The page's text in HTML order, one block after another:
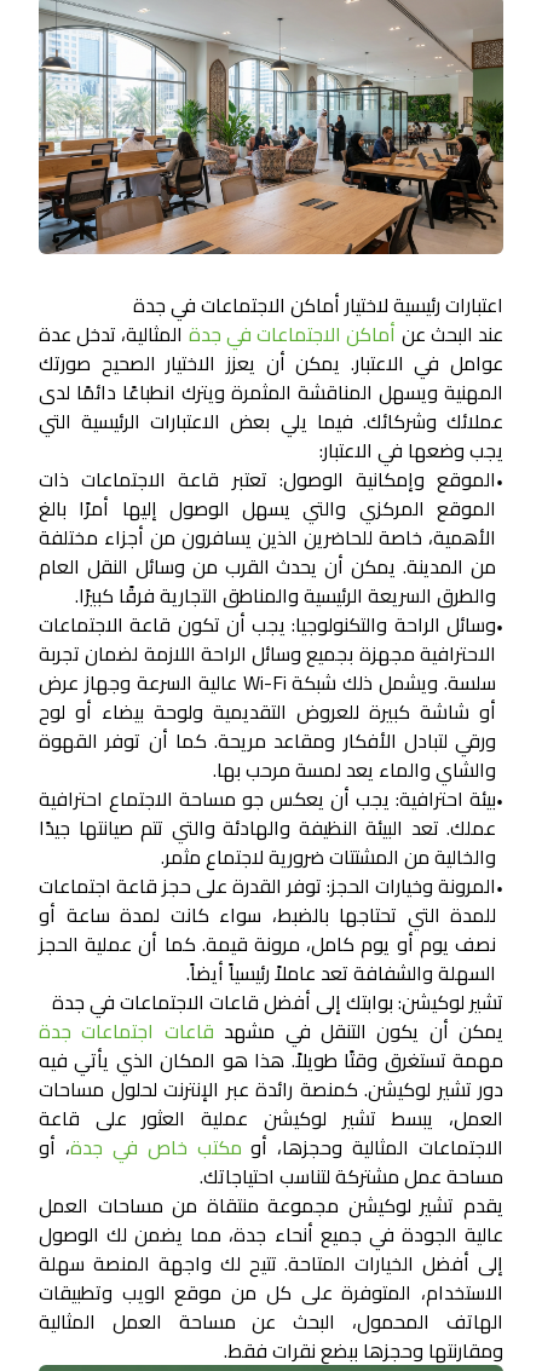
اعتبارات رئيسية لاختيار أماكن الاجتماعات في جدة
عند البحث عن أماكن الاجتماعات في جدة المثالية، تدخل عدة
عوامل في الاعتبار. يمكن أن يعزز الاختيار الصحيح صورتك
المهنية ويسهل المناقشة المثمرة ويترك انطباعًا دائمًا لدى
عملائك وشركائك. فيما يلي بعض الاعتبارات الرئيسية التي
يجب وضعها في الاعتبار:
•الموقع وإمكانية الوصول: تعتبر قاعة الاجتماعات ذات
الموقع المركزي والتي يسهل الوصول إليها أمرًا بالغ
الأهمية، خاصة للحاضرين الذين يسافرون من أجزاء مختلفة
من المدينة. يمكن أن يحدث القرب من وسائل النقل العام
والطرق السريعة الرئيسية والمناطق التجارية فرقًا كبيرًا.
•وسائل الراحة والتكنولوجيا:يجب أن تكون قاعة الاجتماعات
الاحترافية مجهزة بجميع وسائل الراحة اللازمة لضمان تجربة
سلسة. ويشمل ذلك شبكة Wi-Fi عالية السرعة وجهاز عرض
أو شاشة كبيرة للعروض التقديمية ولوحة بيضاء أو لوح
ورقي لتبادل الأفكار ومقاعد مريحة. كما أن توفر القهوة
والشاي والماء يعد لمسة مرحب بها.
•بيئة احترافية: يجب أن يعكس جو مساحة الاجتماع احترافية
عملك. تعد البيئة النظيفة والهادئة والتي تتم صيانتها جيدًا
والخالية من المشتتات ضرورية لاجتماع مثمر.
•المرونة وخيارات الحجز:توفر القدرة على حجز قاعة اجتماعات
للمدة التي تحتاجها بالضبط، سواء كانت لمدة ساعة أو
نصف يوم أو يوم كامل، مرونة قيمة. كما أن عملية الحجز
السهلة والشفافة تعد عاملاً رئيسياً أيضاً.
تشير لوكيشن: بوابتك إلى أفضل قاعات الاجتماعات في جدة
يمكن أن يكون التنقل في مشهد قاعات اجتماعات جدة
مهمة تستغرق وقتًا طويلاً. هذا هو المكان الذي يأتي فيه
دورتشير لوكيشن. كمنصة رائدة عبر الإنترنت لحلول مساحات
العمل، يبسط تشير لوكيشن عملية العثور على قاعة
الاجتماعات المثالية وحجزها، أو مكتب خاص في جدة، أو
مساحة عمل مشتركة لتناسب احتياجاتك.
يقدم تشير لوكيشن مجموعة منتقاة من مساحات العمل
عالية الجودة في جميع أنحاء جدة، مما يضمن لك الوصول
إلى أفضل الخيارات المتاحة. تتيح لك واجهة المنصة سهلة
الاستخدام، المتوفرة على كل من موقع الويب وتطبيقات
الهاتف المحمول، البحث عن مساحة العمل المثالية
ومقارنتها وحجزها ببضع نقرات فقط.